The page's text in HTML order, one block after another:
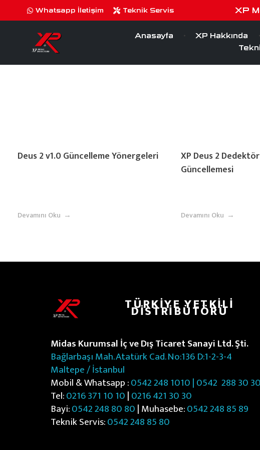
Whatsapp İletişim Teknik Servis XP
Anasayfa XP Hakkında
Posts in category: Uncategorized
Deus 2 v1.0 Güncelleme Yönergeleri
Devamını Oku
XP Deus 2
Güncellemesi
Devamını Oku
TÜRKIYE YETKILI
DISTRIBÜTÖRÜ
Midas Kurumsal İç ve Dış Ticaret Sanayi Ltd. Şti.
Bağlarbaşı Mah. Atatürk Cad. No:136 D:1-2-3-4
Maltepe / İstanbul
Mobil & Whatsapp :0542 248 1010 | 0542 288 30 30
Tel:0216 371 10 10|0216 421 30 30
Bayi:0542 248 80 80| Muhasebe:0542 248 85 89
Teknik Servis:0542 248 85 80